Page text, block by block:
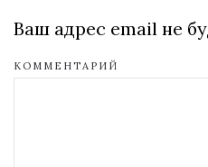
Ваш адрес email не
КОММЕНТАРИЙ